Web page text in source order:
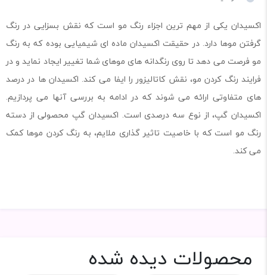
اکسیدان یکی از مهم ترین اجزاء رنگ مو است که نقش بسزایی در رنگ
گرفتن موها دارد. در حقیقت اکسیدان ماده ای شیمیایی بوده که به رنگ
مو فرصت می دهد تا روی رنگدانه های موهای شما تغییر ایجاد نماید و در
فرایند رنگ کردن مو، نقش کاتالیزور را ایفا می کند. اکسیدان ها در درصد
های متفاوتی ارائه می شوند که در ادامه به بررسی آنها می پردازیم.
اکسیدان گپ، از نوع سه درصدی است. اکسیدان گپ محصولی از دسته
رنگ مو است که با خاصیت تاثیر گذاری ملایم، به رنگ کردن موها کمک
می کند.
محصولات دیده شده